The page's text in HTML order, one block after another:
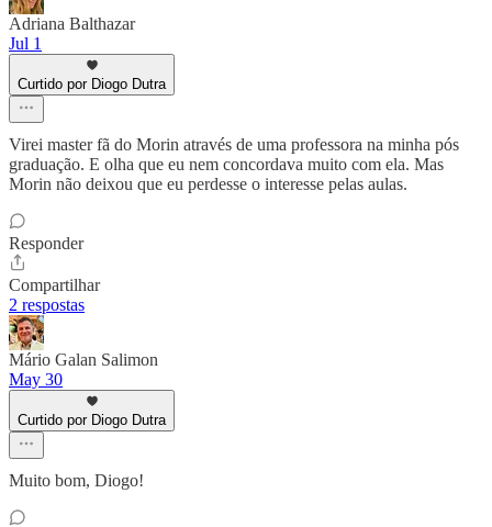
Adriana Balthazar
Jul 1
Curtido por Diogo Dutra
Virei master fã do Morin através de uma professora na minha pós
graduação. E olha que eu nem concordava muito com ela. Mas
Morin não deixou que eu perdesse o interesse pelas aulas.
Responder
Compartilhar
2 respostas
Mário Galan Salimon
May 30
Curtido por Diogo Dutra
Muito bom, Diogo!